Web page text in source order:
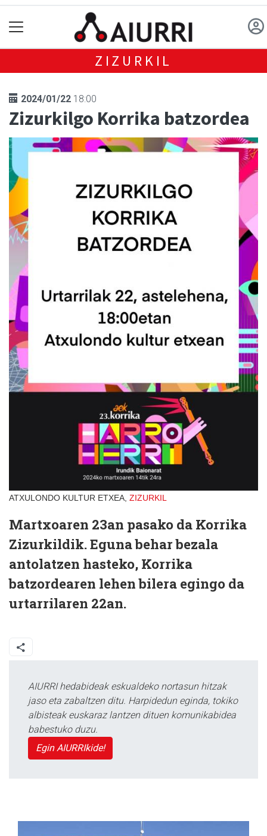
ZIZURKIL
2024/01/22 18:00
Zizurkilgo Korrika batzordea
ATXULONDO KULTUR ETXEA, ZIZURKIL
Martxoaren 23an pasako da Korrika
Zizurkildik. Eguna behar bezala
antolatzen hasteko, Korrika
batzordearen lehen bilera egingo da
urtarrilaren 22an.
AIURRI hedabideak eskualdeko nortasun hitzak
jaso eta zabaltzen ditu. Harpidedun eginda, tokiko
albisteak euskaraz lantzen dituen komunikabidea
babestuko duzu.
Egin AIURRIkide!